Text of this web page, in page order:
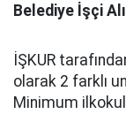
Belediye İşçi
İŞKUR
olarak 2 farklı
Minimum